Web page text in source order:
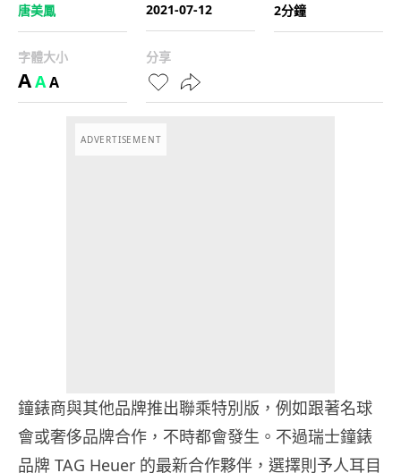
唐美鳳
2021-07-12
2分鐘
字體大小
AAA
分享
ADVERTISEMENT
鐘錶商與其他品牌推出聯乘特別版，例如跟著名球
會或奢侈品牌合作，不時都會發生。不過瑞士鐘錶
品牌 TAG Heuer 的最新合作夥伴，選擇則予人耳目